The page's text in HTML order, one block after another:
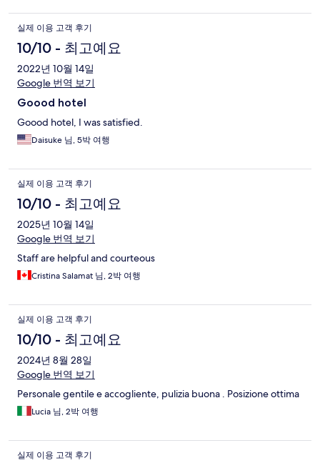
실제 이용 고객 후기
10/10 - 최고예요
2022년 10월 14일
Google 번역 보기
Goood hotel
Goood hotel, I was satisfied.
Daisuke 님, 5박 여행
실제 이용 고객 후기
10/10 - 최고예요
2025년 10월 14일
Google 번역 보기
Staff are helpful and courteous
Cristina Salamat 님, 2박 여행
실제 이용 고객 후기
10/10 - 최고예요
2024년 8월 28일
Google 번역 보기
Personale gentile e accogliente, pulizia buona . Posizione ottima
Lucia 님, 2박 여행
실제 이용 고객 후기